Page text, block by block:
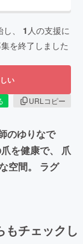
、 1 人の支援に
を終了しました
い
URLコピー
のゆりなで
を健康で、 爪
空間。 ラグ
もチェックし